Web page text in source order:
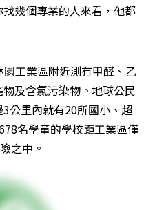
幾個專業的人來看，他都
工業區附近測有甲醛、乙
及含氯污染物。地球公民
公里內就有20所國小、超
名學童的學校距工業區僅
之中。